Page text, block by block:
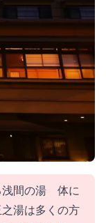
浅間の湯 体に
湯は多くの方